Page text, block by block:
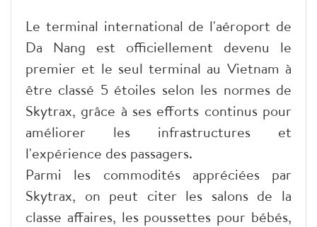
Le terminal international de l'aéroport de
Da Nang est officiellement devenu le
premier et le seul terminal au Vietnam à
être classé 5 étoiles selon les normes de
Skytrax, grâce à ses efforts continus pour
améliorer les infrastructures et
l'expérience des passagers.
Parmi les commodités appréciées par
Skytrax, on peut citer les salons de la
classe affaires, les poussettes pour bébés,